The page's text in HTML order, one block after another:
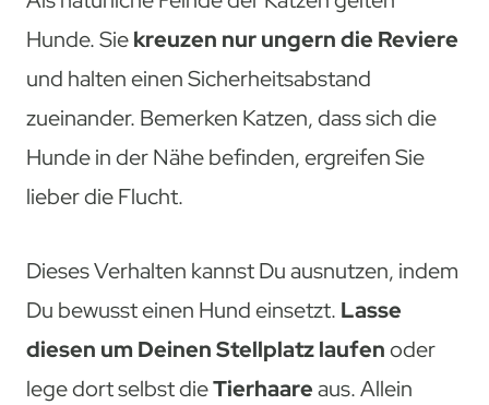
Hunde. Siekreuzen nur ungern die Reviere
und halten einen Sicherheitsabstand
zueinander. Bemerken Katzen, dass sich die
Hunde in der Nähe befinden, ergreifen Sie
lieber die Flucht.
Dieses Verhalten kannst Du ausnutzen, indem
Du bewusst einen Hund einsetzt. Lasse
diesen um Deinen Stellplatz laufenoder
lege dort selbst dieTierhaareaus. Allein